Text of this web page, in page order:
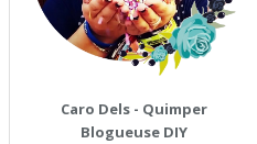
Caro Dels - Quimper
Blogueuse DIY